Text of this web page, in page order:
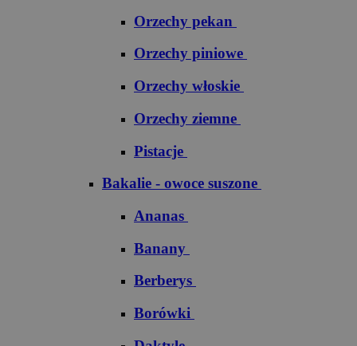
Orzechy pekan
Orzechy piniowe
Orzechy włoskie
Orzechy ziemne
Pistacje
Bakalie - owoce suszone
Ananas
Banany
Berberys
Borówki